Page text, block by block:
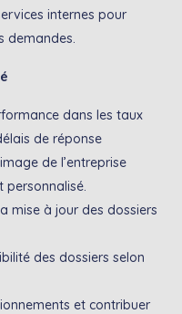
internes pour
demandes.
dans les taux
de réponse
de l’entreprise
personnalisé.
mise à jour des dossiers
des dossiers selon
et contribuer